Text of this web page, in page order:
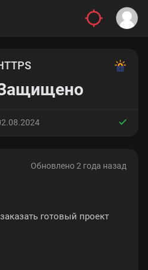
Обновлено 2 года назад
готовый проект